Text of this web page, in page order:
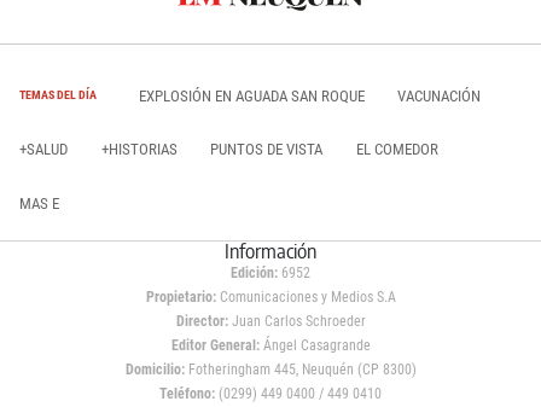
TEMAS DEL DÍA EXPLOSIÓN EN AGUADA SAN ROQUE VACUNACIÓN
+SALUD +HISTORIAS PUNTOS DE VISTA EL COMEDOR
MAS E
Información
Edición: 6952
Propietario:Comunicaciones y Medios S.A
Director: Juan Carlos Schroeder
Editor General:Ángel Casagrande
Domicilio:Fotheringham 445, Neuquén (CP 8300)
Teléfono: (0299) 449 0400 / 449 0410